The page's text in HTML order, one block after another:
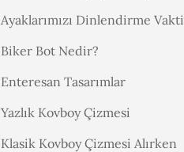
Ayaklarımızı Dinlendirme Vakti
Biker Bot Nedir?
Enteresan Tasarımlar
Yazlık Kovboy Çizmesi
Klasik Kovboy Çizmesi Alırken